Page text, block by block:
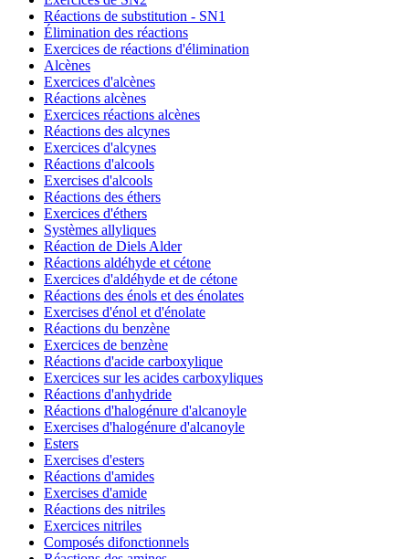
Réactions de substitution - SN1
Élimination des réactions
Exercices de réactions d'élimination
Alcènes
Exercices d'alcènes
Réactions alcènes
Exercices réactions alcènes
Réactions des alcynes
Exercices d'alcynes
Réactions d'alcools
Exercises d'alcools
Réactions des éthers
Exercices d'éthers
Systèmes allyliques
Réaction de Diels Alder
Réactions aldéhyde et cétone
Exercices d'aldéhyde et de cétone
Réactions des énols et des énolates
Exercises d'énol et d'énolate
Réactions du benzène
Exercices de benzène
Réactions d'acide carboxylique
Exercices sur les acides carboxyliques
Réactions d'anhydride
Réactions d'halogénure d'alcanoyle
Exercises d'halogénure d'alcanoyle
Esters
Exercises d'esters
Réactions d'amides
Exercises d'amide
Réactions des nitriles
Exercices nitriles
Composés difonctionnels